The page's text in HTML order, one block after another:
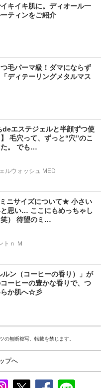
キイキ肌に。ディオール一
ティンをご紹介
つ毛パーマ級！ダマにならず
ディテーリングメタルマス
deエステジェルと半顔ずつ使
毛穴って、ずっと“穴”のこ
た。 でも…
ルウォッシュ MED
ニサイズについて★ 小さい
思い… ここにもめっちゃし
） 待望のミ…
トｎ Ｍ
ルン（コーヒーの香り）」が
ーヒーの豊かな香りで、つ
らか肌へ☆彡
の無断複写、転載を禁じます。
プへ